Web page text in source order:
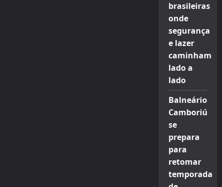
brasileiras
onde
segurança
e lazer
caminham
lado a
lado
Balneário
Camboriú
se
prepara
para
retomar
temporada